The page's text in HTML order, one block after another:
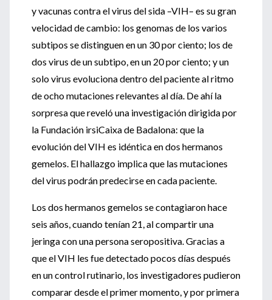
y vacunas contra el virus del sida –VIH– es su gran
velocidad de cambio: los genomas de los varios
subtipos se distinguen en un 30 por ciento; los de
dos virus de un subtipo, en un 20 por ciento; y un
solo virus evoluciona dentro del paciente al ritmo
de ocho mutaciones relevantes al día. De ahí la
sorpresa que reveló una investigación dirigida por
la Fundación irsiCaixa de Badalona: que la
evolución del VIH es idéntica en dos hermanos
gemelos. El hallazgo implica que las mutaciones
del virus podrán predecirse en cada paciente.
Los dos hermanos gemelos se contagiaron hace
seis años, cuando tenían 21, al compartir una
jeringa con una persona seropositiva. Gracias a
que el VIH les fue detectado pocos días después
en un control rutinario, los investigadores pudieron
comparar desde el primer momento, y por primera